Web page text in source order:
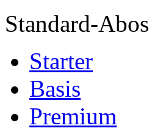
Standard-Abos
Starter
Basis
Premium